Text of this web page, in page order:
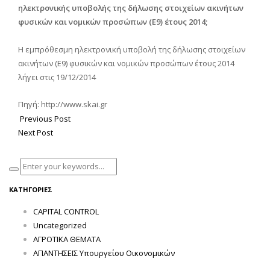
ηλεκτρονικής υποβολής της δήλωσης στοιχείων ακινήτων
φυσικών και νομικών προσώπων (Ε9) έτους 2014;
Η εμπρόθεσμη ηλεκτρονική υποβολή της δήλωσης στοιχείων
ακινήτων (Ε9) φυσικών και νομικών προσώπων έτους 2014
λήγει στις 19/12/2014
Πηγή: http://www.skai.gr
Previous Post
Next Post
ΚΑΤΗΓΟΡΊΕΣ
CAPITAL CONTROL
Uncategorized
ΑΓΡΟΤΙΚΑ ΘΕΜΑΤΑ
ΑΠΑΝΤΗΣΕΙΣ Υπουργείου Οικονομικών